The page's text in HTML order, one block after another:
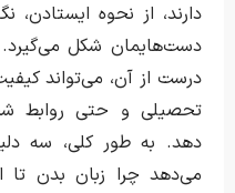
دارند، از نحوه ایستادن،
دست‌هایمان شکل می‌گیرد.
درست از آن، می‌تواند
تحصیلی و حتی روابط
دهد. به طور کلی، سه
می‌دهد چرا زبان بدن تا